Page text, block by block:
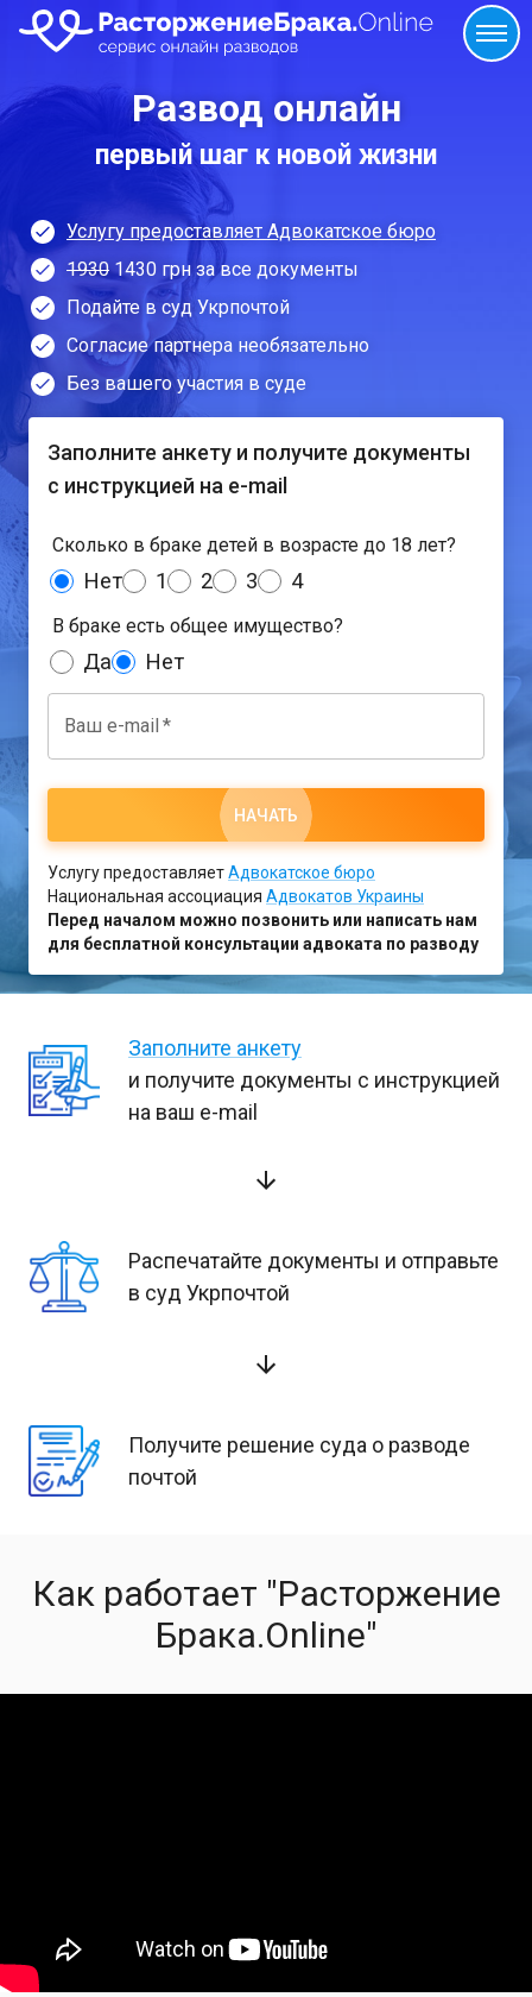
Развод онлайн
первый шаг к новой жизни
Услугу предоставляет Адвокатское бюро
19301430 грн за все документы
Подайте в суд Укрпочтой
Согласие партнера необязательно
Без вашего участия в суде
Заполните анкету и получите документы
с инструкцией на e-mail
Сколько в браке детей в возрасте до 18 лет?
Нет 1 2 3 4
В браке есть общее имущество?
Да Нет
Ваш e-mail *
НАЧАТЬ
Услугу предоставляетАдвокатское бюро
Национальная ассоциация Адвокатов Украины
Перед началом можно позвонить или написать нам
для бесплатной консультации адвоката по разводу
Заполните анкету
и получите документы с инструкцией
на ваш e-mail
Распечатайте документы и отправьте
в суд Укрпочтой
Получите решение суда о разводе
почтой
Как работает "Расторжение
Брака.Online"